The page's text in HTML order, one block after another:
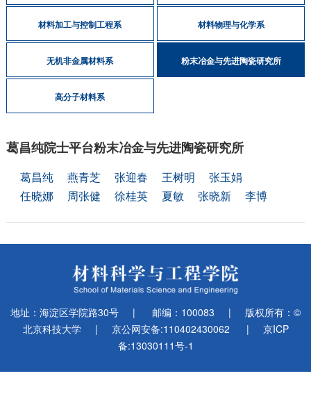
材料加工与控制工程系 材料物理与化学系
无机非金属材料系 粉末冶金与先进陶瓷研究所
高分子材料系
葛昌纯院士平台粉末冶金与先进陶瓷研究所
葛昌纯 燕青芝 张迎春 王树明
张玉娟
任晓娜
周张健 徐桂英 夏敏 张晓新 李博
地址：海淀区学院路30号 | 邮编：100083 |
版权所有：©
北京科技大学
| 京公网安备:110402430062 |
京ICP
备:13030111号-1